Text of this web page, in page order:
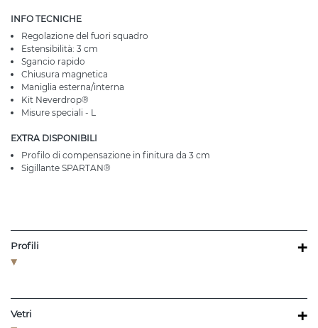
INFO TECNICHE
Regolazione del fuori squadro
Estensibilità: 3 cm
Sgancio rapido
Chiusura magnetica
Maniglia esterna/interna
Kit Neverdrop®
Misure speciali - L
EXTRA DISPONIBILI
Profilo di compensazione in finitura da 3 cm
Sigillante SPARTAN®
Profili +
Vetri +